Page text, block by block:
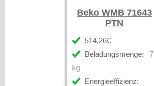
Beko WMB 71643
PTN
514,26€
Beladungsmenge:
7
kg
Energieeffizienz: